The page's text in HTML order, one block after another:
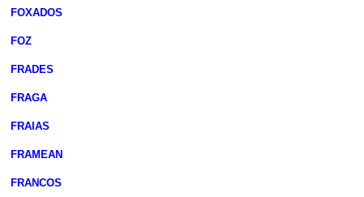
FOXADOS
FOZ
FRADES
FRAGA
FRAIAS
FRAMEAN
FRANCOS